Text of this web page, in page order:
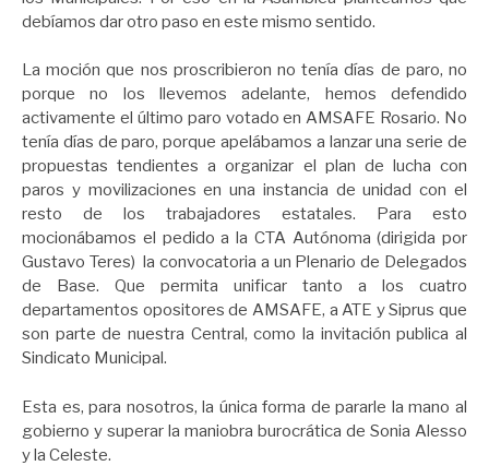
debíamos dar otro paso en este mismo sentido.
La moción que nos proscribieron no tenía días de paro, no
porque no los llevemos adelante, hemos defendido
activamente el último paro votado en AMSAFE Rosario. No
tenía días de paro, porque apelábamos a lanzar una serie de
propuestas tendientes a organizar el plan de lucha con
paros y movilizaciones en una instancia de unidad con el
resto de los trabajadores estatales. Para esto
mocionábamos el pedido a la CTA Autónoma (dirigida por
Gustavo Teres) la convocatoria a un Plenario de Delegados
de Base. Que permita unificar tanto a los cuatro
departamentos opositores de AMSAFE, a ATE y Siprus que
son parte de nuestra Central, como la invitación publica al
Sindicato Municipal.
Esta es, para nosotros, la única forma de pararle la mano al
gobierno y superar la maniobra burocrática de Sonia Alesso
y la Celeste.